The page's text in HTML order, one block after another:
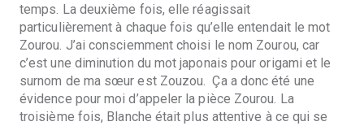
temps. La deuxième fois, elle réagissait
particulièrement à chaque fois qu’elle entendait le mot
Zourou. J’ai consciemment choisi le nom Zourou, car
c’est une diminution du mot japonais pour origami et le
surnom de ma sœur est Zouzou. Ça a donc été une
évidence pour moi d’appeler la pièce Zourou. La
troisième fois, Blanche était plus attentive à ce qui se